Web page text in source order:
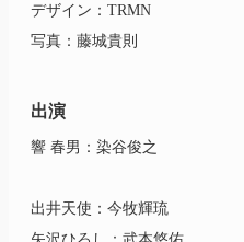
デザイン：TRMN
写真：藤城貴則
出演
響 春男：染谷俊之
出井天使：今牧輝琉